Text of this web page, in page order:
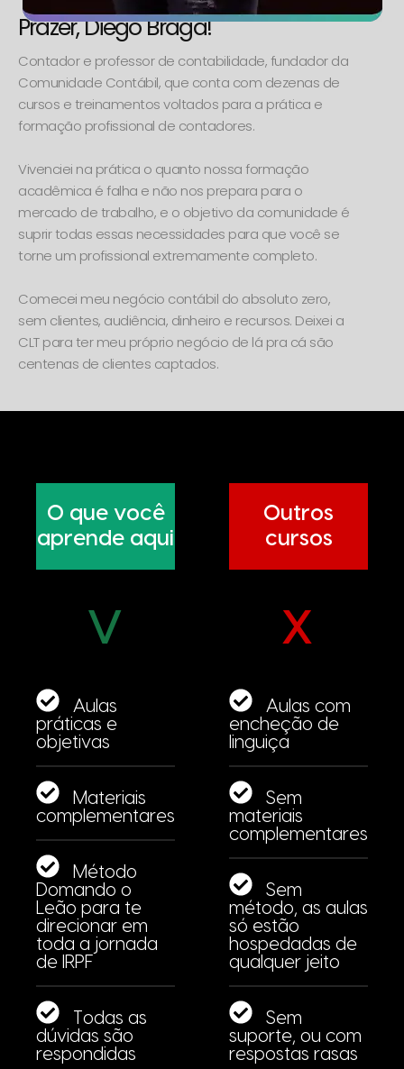
Prazer, Diego Braga!
Contador e professor de contabilidade, fundador da
Comunidade Contábil, que conta com dezenas de
cursos e treinamentos voltados para a prática e
formação profissional de contadores.
Vivenciei na prática o quanto nossa formação
acadêmica é falha e não nos prepara para o
mercado de trabalho, e o objetivo da comunidade é
suprir todas essas necessidades para que você se
torne um profissional extremamente completo.
Comecei meu negócio contábil do absoluto zero,
sem clientes, audiência, dinheiro e recursos. Deixei a
CLT para ter meu próprio negócio de lá pra cá são
centenas de clientes captados.
O que você
aprende aqui
V
Aulas
práticas e
objetivas
Materiais
complementares
Método
Domando o
Leão para te
direcionar em
toda a jornada
de IRPF
Todas as
dúvidas são
respondidas
Outros
cursos
X
Aulas com
encheção de
linguiça
Sem
materiais
complementares
Sem
método, as aulas
só estão
hospedadas de
qualquer jeito
Sem
suporte, ou com
respostas rasas